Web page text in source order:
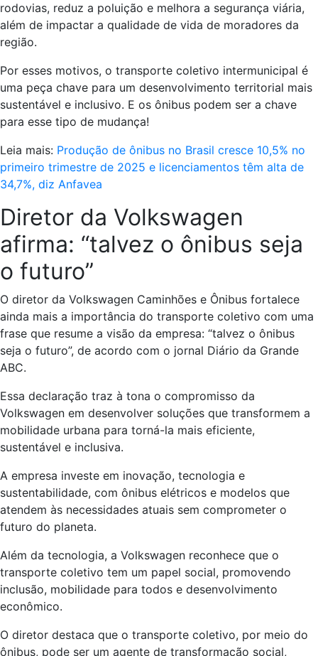
rodovias, reduz a poluição e melhora a segurança viária,
além de impactar a qualidade de vida de moradores da
região.
Por esses motivos, o transporte coletivo intermunicipal é
uma peça chave para um desenvolvimento territorial mais
sustentável e inclusivo. E os ônibus podem ser a chave
para esse tipo de mudança!
Leia mais: Produção de ônibus no Brasil cresce 10,5% no
primeiro trimestre de 2025 e licenciamentos têm alta de
34,7%, diz Anfavea
Diretor da Volkswagen
afirma: “talvez o ônibus seja
o futuro”
O diretor da Volkswagen Caminhões e Ônibus fortalece
ainda mais a importância do transporte coletivo com uma
frase que resume a visão da empresa: “talvez o ônibus
seja o futuro”, de acordo com o jornal Diário da Grande
ABC.
Essa declaração traz à tona o compromisso da
Volkswagen em desenvolver soluções que transformem a
mobilidade urbana para torná-la mais eficiente,
sustentável e inclusiva.
A empresa investe em inovação, tecnologia e
sustentabilidade, com ônibus elétricos e modelos que
atendem às necessidades atuais sem comprometer o
futuro do planeta.
Além da tecnologia, a Volkswagen reconhece que o
transporte coletivo tem um papel social, promovendo
inclusão, mobilidade para todos e desenvolvimento
econômico.
O diretor destaca que o transporte coletivo, por meio do
ônibus, pode ser um agente de transformação social,